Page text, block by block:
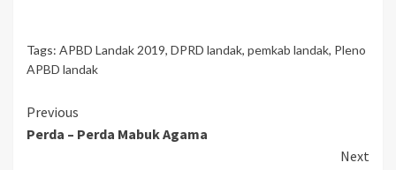
Tags: APBD Landak 2019, DPRD landak, pemkab landak, Pleno
APBD landak
Continue
Reading
Previous
Perda – Perda Mabuk Agama
Next